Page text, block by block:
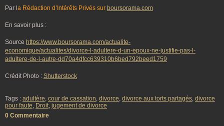
Par l a Rédaction d’Intérêts Privés sur boursorama.com
En savoir plus :
Source https://www.boursorama.com/actualite-
economique/actualites/divorce-l-adultere-d-un-epoux-ne-justifie-pas-l-
adultere-de-l-autre-dd70a4dfcc639310b6bed792beed1759
Crédit Photo : Shutterstock
Tags : adultère, cour de cassation, divorce, divorce aux torts partagés, divorce
pour faute, Droit, jugement de divorce
0 Commentaire